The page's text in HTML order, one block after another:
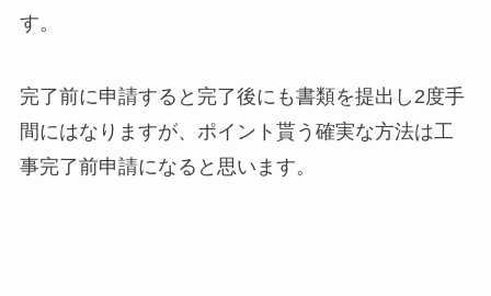
す。
完了前に申請すると完了後にも書類を提出し2度手
間にはなりますが、ポイント貰う確実な方法は工
事完了前申請になると思います。